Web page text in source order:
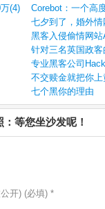
(4)
Corebot：一个高
七夕到了，婚外
黑客入侵偷情网
针对三名英国政
专业黑客公司
不交赎金就把你
七个黑你的理由
等您坐沙发呢！
开) (必填) *